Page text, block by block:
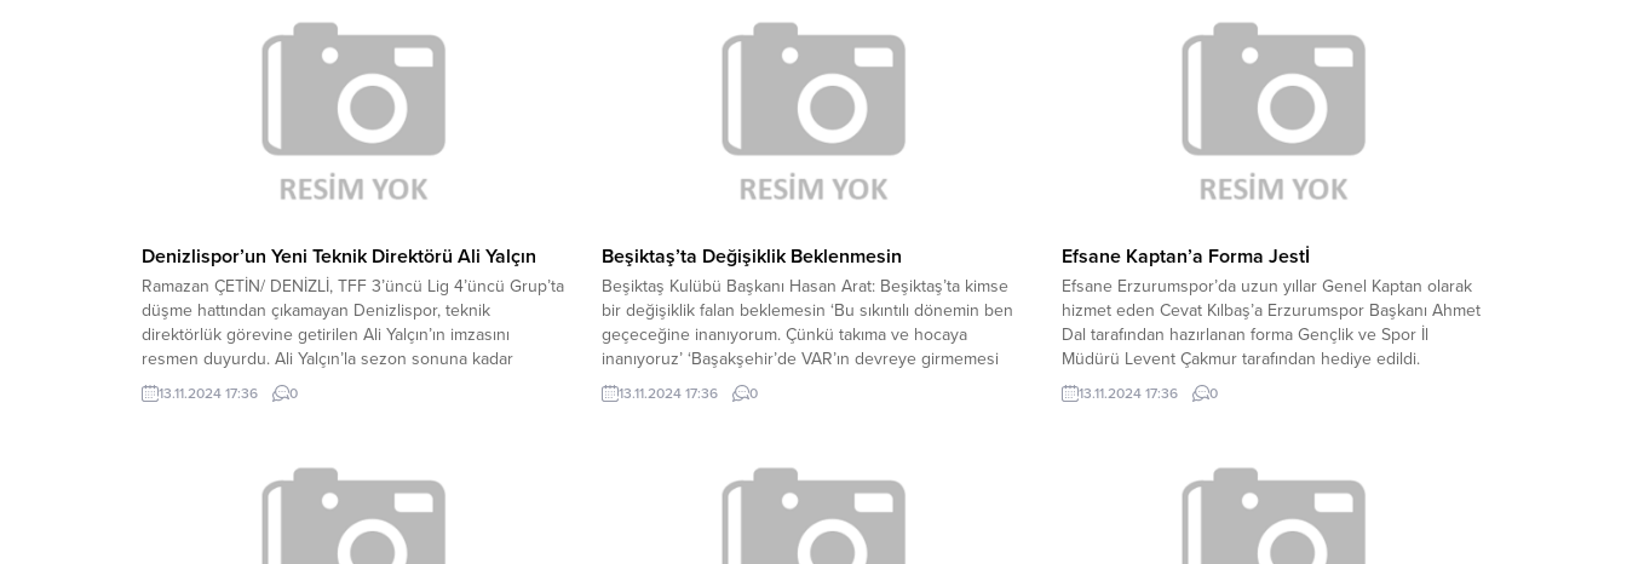
tamamlayarak uçakla Alanya’ya...
MİLYON DOLAR ÖDECEK Boca...
Denizlispor’un Yeni Teknik Direktörü Ali Yalçın
Ramazan ÇETİN/ DENİZLİ, TFF 3’üncü Lig 4’üncü Grup’ta
düşme hattından çıkamayan Denizlispor, teknik
direktörlük görevine getirilen Ali Yalçın’ın imzasını
resmen duyurdu. Ali Yalçın’la sezon sonuna kadar
anlaşıldığı öğrenildi. Yönetimin açıklamasında,
“Kulübümüz teknik direktör Ali Yalçın ile anlaşma
13.11.2024 17:36 0
Beşiktaş’ta Değişiklik Beklenmesin
Beşiktaş Kulübü Başkanı Hasan Arat: Beşiktaş’ta kimse
bir değişiklik falan beklemesin ‘Bu sıkıntılı dönemin ben
geçeceğine inanıyorum. Çünkü takıma ve hocaya
inanıyoruz’ ‘Başakşehir’de VAR’ın devreye girmemesi
Beşiktaş’ta puan olarak önemli kırılmalara neden oldu’ ‘İki
oyuncumuzu gönderip iki oyuncu alma planımız var’
13.11.2024 17:36 0
Efsane Kaptan’a Forma Jestİ
Efsane Erzurumspor’da uzun yıllar Genel Kaptan olarak
hizmet eden Cevat Kılbaş’a Erzurumspor Başkanı Ahmet
Dal tarafından hazırlanan forma Gençlik ve Spor İl
Müdürü Levent Çakmur tarafından hediye edildi.
Erzurum Gençlik ve Spor İl Müdürü Levent Çakmur,
efsane Erzurumspor’da görev yapmış olan kulüp
13.11.2024 17:36 0